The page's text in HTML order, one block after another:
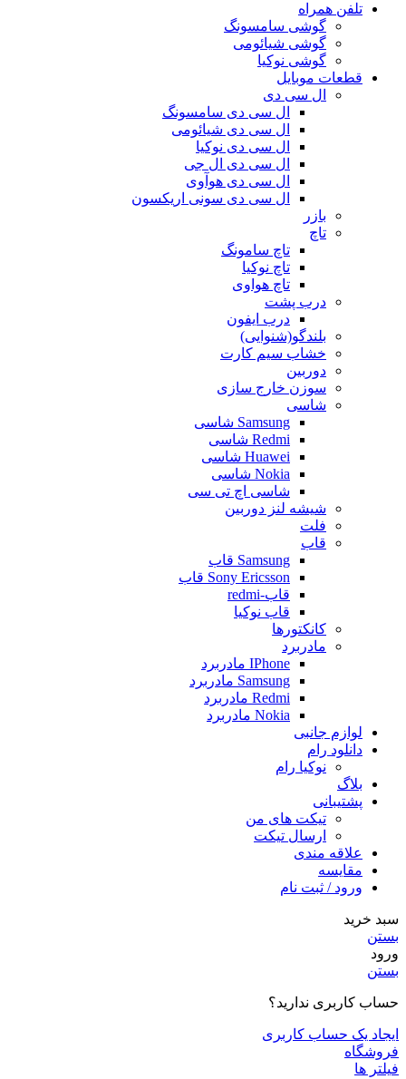
تلفن همراه
گوشی سامسونگ
گوشی شیائومی
گوشی نوکیا
قطعات موبایل
ال سی دی
ال سی دی سامسونگ
ال سی دی شیائومی
ال سی دی نوکیا
ال سی دی ال جی
ال سی دی هوآوی
ال سی دی سونی اریکسون
بازر
تاچ
تاچ سامونگ
تاچ نوکیا
تاچ هواوی
درب پشت
درب ایفون
بلندگو(شنوایی)
خشاب سیم کارت
دوربین
سوزن خارج سازی
شاسی
Samsung شاسی
Redmi شاسی
Huawei شاسی
Nokia شاسی
شاسی اچ تی سی
شیشه لنز دوربین
فلت
قاب
Samsung قاب
Sony Ericsson قاب
قاب-redmi
قاب نوکیا
کانکتورها
مادربرد
IPhone مادربرد
Samsung مادربرد
Redmi مادربرد
Nokia مادربرد
لوازم جانبی
دانلود رام
نوکیا رام
بلاگ
پشتیبانی
تیکت های من
ارسال تیکت
علاقه مندی
مقايسه
ورود / ثبت نام
سبد خرید
بستن
ورود
بستن
حساب کاربری ندارید؟
ایجاد یک حساب کاربری
فروشگاه
فیلتر ها